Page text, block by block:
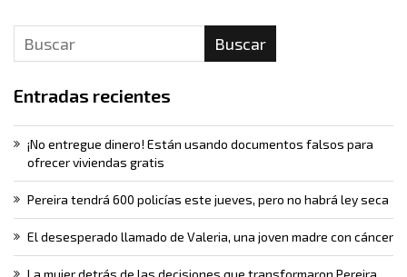
Buscar
Entradas recientes
¡No entregue dinero! Están usando documentos falsos para
ofrecer viviendas gratis
Pereira tendrá 600 policías este jueves, pero no habrá ley seca
El desesperado llamado de Valeria, una joven madre con cáncer
La mujer detrás de las decisiones que transformaron Pereira,